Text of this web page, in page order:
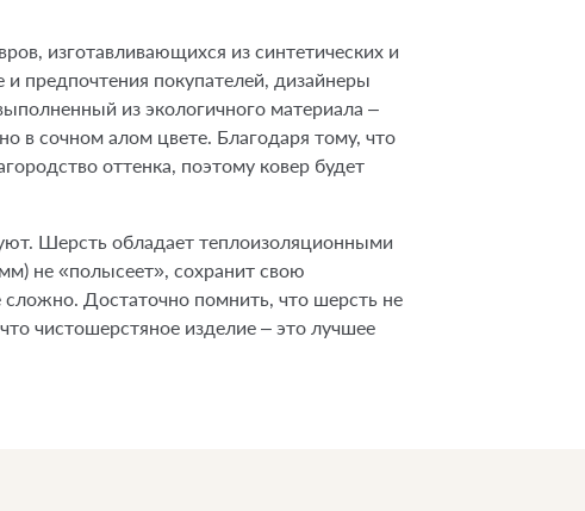
изготавливающихся из синтетических и
предпочтения покупателей, дизайнеры
из экологичного материала –
в сочном алом цвете. Благодаря тому, что
оттенка, поэтому ковер будет
Шерсть обладает теплоизоляционными
не «полысеет», сохранит свою
Достаточно помнить, что шерсть не
чистошерстяное изделие – это лучшее